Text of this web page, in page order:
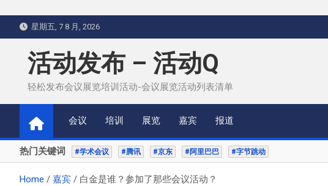
to
content
星期五, 7 8 月, 2026
活动发布 – 活动Q
轻松发布会议展览培训活动-会议展览活动列表清单
会议 培训 展览 嘉宾 报道
热门关键词 #学术会议 #腾讯 #京东 #阿里巴巴 #字节跳动
Home 嘉宾 白金是谁？参加了那些会议活动？